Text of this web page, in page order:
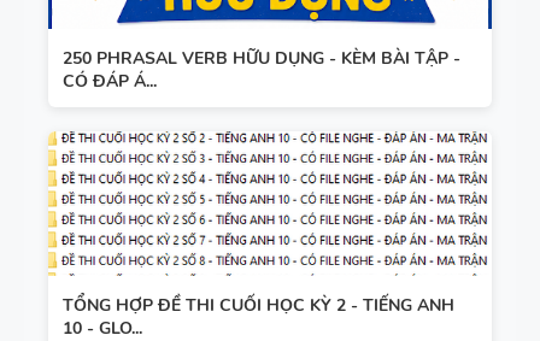
7 - GLOBAL
HỌC KỲ 1 -
250 PHRASAL VERB HỮU DỤNG - KÈM BÀI TẬP -
CÓ ĐÁP Á...
TỔNG HỢP ĐỀ THI CUỐI HỌC KỲ 2 - TIẾNG ANH
10 - GLO...